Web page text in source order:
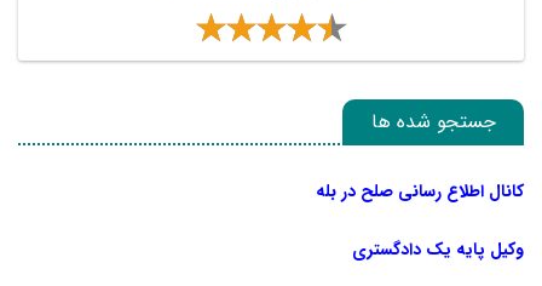
جستجو شده ها
کانال اطلاع رسانی صلح در بله
وکیل پایه یک دادگستری